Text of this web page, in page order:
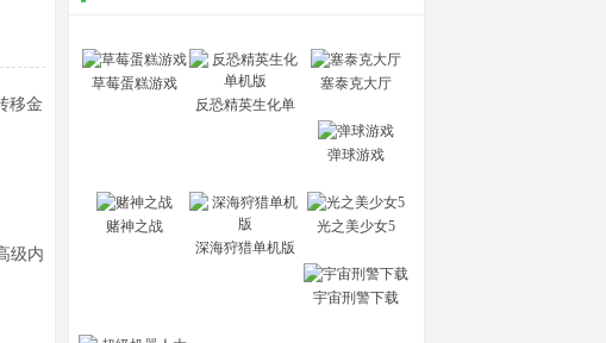
移金
级内
草莓蛋糕游戏
反恐精英生化单
塞泰克大厅
弹球游戏
赌神之战
深海狩猎单机版
光之美少女5
宇宙刑警下载